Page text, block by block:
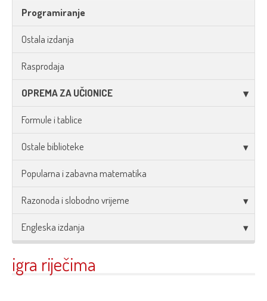
Programiranje
Ostala izdanja
Rasprodaja
OPREMA ZA UČIONICE
Formule i tablice
Ostale biblioteke
Popularna i zabavna matematika
Razonoda i slobodno vrijeme
Engleska izdanja
igra riječima